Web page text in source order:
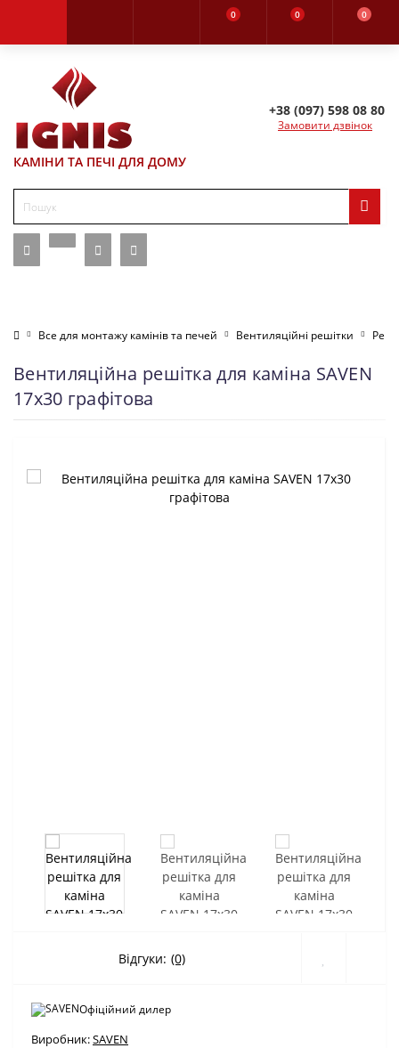
0 0 0
КАМІНИ ТА ПЕЧІ ДЛЯ ДОМУ
+38 (097) 598 08 80
Замовити дзвінок
Все для монтажу камінів та печей Вентиляційні решітки
Вентиляційна решітка для каміна SAVEN
17х30 графітова
Відгуки: (0)
Виробник:SAVEN
Офіційний дилер